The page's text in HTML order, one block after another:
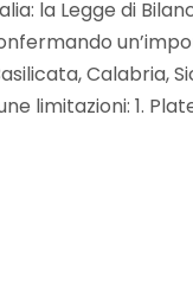
la Legge di
Calabria,
limitazioni: 1.